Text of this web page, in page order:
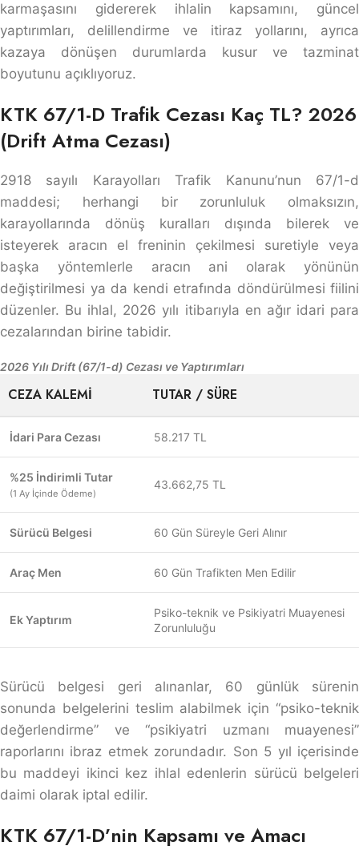
karmaşasını gidererek ihlalin kapsamını, güncel
yaptırımları, delillendirme ve itiraz yollarını, ayrıca
kazaya dönüşen durumlarda kusur ve tazminat
boyutunu açıklıyoruz.
KTK 67/1-D Trafik Cezası Kaç TL? 2026
(Drift Atma Cezası)
2918 sayılı Karayolları Trafik Kanunu’nun 67/1-d
maddesi; herhangi bir zorunluluk olmaksızın,
karayollarında dönüş kuralları dışında bilerek ve
isteyerek aracın el freninin çekilmesi suretiyle veya
başka yöntemlerle aracın ani olarak yönünün
değiştirilmesi ya da kendi etrafında döndürülmesi fiilini
düzenler. Bu ihlal, 2026 yılı itibarıyla en ağır idari para
cezalarından birine tabidir.
2026 Yılı Drift (67/1-d) Cezası ve Yaptırımları
CEZA KALEMI TUTAR / SÜRE
İdari Para Cezası 58.217 TL
%25 İndirimli Tutar
(1 Ay İçinde Ödeme)
43.662,75 TL
Sürücü Belgesi 60 Gün Süreyle Geri Alınır
Araç Men 60 Gün Trafikten Men Edilir
Ek Yaptırım
Psiko-teknik ve Psikiyatri Muayenesi
Zorunluluğu
Sürücü belgesi geri alınanlar, 60 günlük sürenin
sonunda belgelerini teslim alabilmek için “psiko-teknik
değerlendirme” ve “psikiyatri uzmanı muayenesi”
raporlarını ibraz etmek zorundadır. Son 5 yıl içerisinde
bu maddeyi ikinci kez ihlal edenlerin sürücü belgeleri
daimi olarak iptal edilir.
KTK 67/1-D’nin Kapsamı ve Amacı